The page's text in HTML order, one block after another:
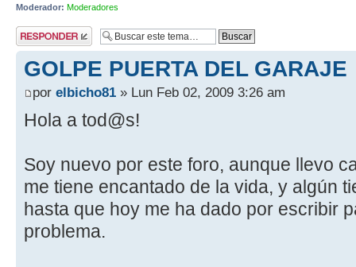
Moderador: Moderadores
Publicar una
respuesta
GOLPE PUERTA DEL GARAJE
por elbicho81 » Lun Feb 02, 2009 3:26 am
Hola a tod@s!
Soy nuevo por este foro, aunque llevo
me tiene encantado de la vida, y algún
hasta que hoy me ha dado por escribir
problema.